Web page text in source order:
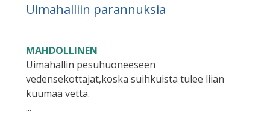
Uimahalliin parannuksia
MAHDOLLINEN
Uimahallin pesuhuoneeseen
vedensekottajat,koska suihkuista tulee liian
kuumaa vettä.
...